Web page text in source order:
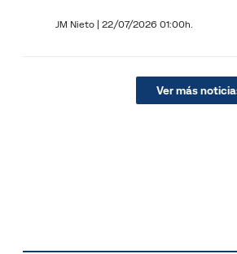
JM Nieto | 22/07/2026 01:00h.
Ver más